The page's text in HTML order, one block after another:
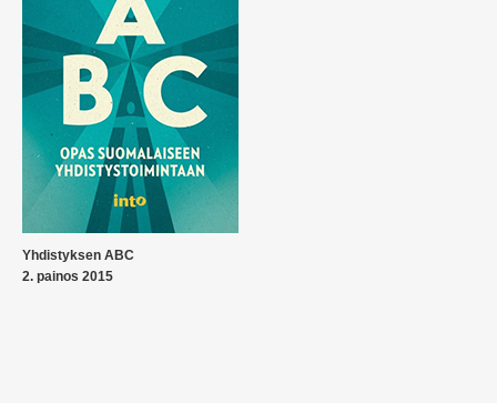
Yhdistyksen ABC
2. painos 2015